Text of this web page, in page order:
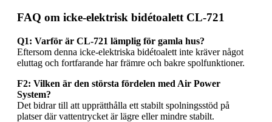
FAQ om icke-elektrisk bidétoalett CL-721
Q1: Varför är CL-721 lämplig för gamla hus?
Eftersom denna icke-elektriska bidétoalett inte kräver något
eluttag och fortfarande har främre och bakre spolfunktioner.
F2: Vilken är den största fördelen med Air Power
System?
Det bidrar till att upprätthålla ett stabilt spolningsstöd på
platser där vattentrycket är lägre eller mindre stabilt.